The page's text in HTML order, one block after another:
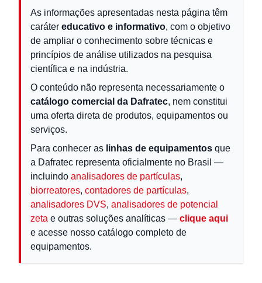
As informações apresentadas nesta página têm
caráter educativo e informativo, com o objetivo
de ampliar o conhecimento sobre técnicas e
princípios de análise utilizados na pesquisa
científica e na indústria.
O conteúdo não representa necessariamente o
catálogo comercial da Dafratec, nem constitui
uma oferta direta de produtos, equipamentos ou
serviços.
Para conhecer as linhas de equipamentos que
a Dafratec representa oficialmente no Brasil —
incluindo analisadores de partículas,
biorreatores, contadores de partículas,
analisadores DVS, analisadores de potencial
zeta e outras soluções analíticas — clique aqui
e acesse nosso catálogo completo de
equipamentos.